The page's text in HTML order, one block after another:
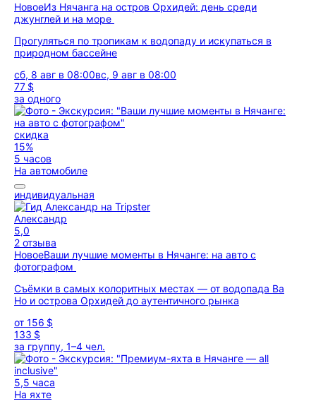
НовоеИз Нячанга на остров Орхидей: день среди
джунглей и на море
Прогуляться по тропикам к водопаду и искупаться в
природном бассейне
сб, 8 авг в 08:00вс, 9 авг в 08:00
77 $
за одного
скидка
15%
5 часов
На автомобиле
индивидуальная
Александр
5,0
2 отзыва
НовоеВаши лучшие моменты в Нячанге: на авто с
фотографом
Съёмки в самых колоритных местах — от водопада Ва
Но и острова Орхидей до аутентичного рынка
от 156 $
133 $
за группу, 1–4 чел.
5,5 часа
На яхте